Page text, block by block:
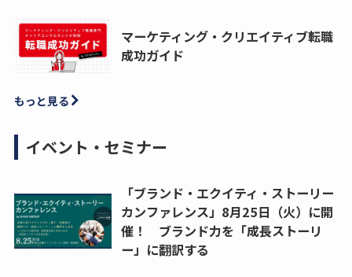
マーケティング・クリエイティブ転職
成功ガイド
もっと見る
イベント・セミナー
「ブランド・エクイティ・ストーリー
カンファレンス」8月25日（火）に開
催！ ブランド力を「成長ストーリ
ー」に翻訳する